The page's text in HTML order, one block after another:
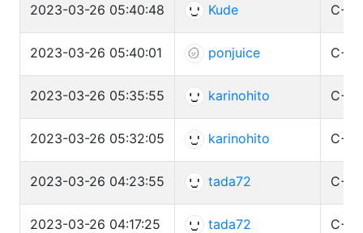
2023-03-26 05:40:48 Kude C++
2023-03-26 05:40:01 ponjuice C++
2023-03-26 05:35:55 karinohito C++
2023-03-26 05:32:05 karinohito C++
2023-03-26 04:23:55 tada72 C++
2023-03-26 04:17:25 tada72 C++